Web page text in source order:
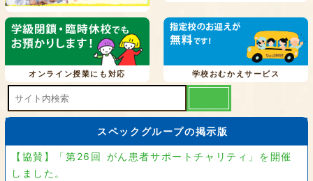
オンライン授業にも対応 学校おむかえサービス
スペックグループの掲示版
【協賛】「第26回 がん患者サポートチャリティ」を開催
しました。